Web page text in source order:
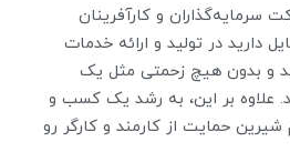
سرمایه‌گذاران و کارآفرینان
دارید در تولید و ارائه خدمات
و بدون هیچ زحمتی مثل یک
علاوه بر این، به رشد یک کسب و
حمایت از کارمند و کارگر رو